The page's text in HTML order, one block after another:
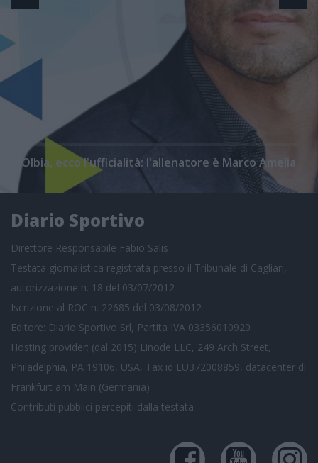
Olbia, ecco l'ufficialità: l'allenatore è Marco Amelia
Diario Sportivo
Direttore Responsabile Fabio Salis
Testata giornalistica registrata presso il Tribunale di Cagliari,
autorizzazione n. 18 del 03/07/2012
Iscrizione al ROC n. 22685 del 03/08/2012
Editore: Diario Sportivo Srl, Partita IVA 03356010920
Hosting provider: (dal 2015) Linode LLC, 249 Arch Street,
Philadelphia, PA 19106, USA, Tax id EU372008859, datacenter di
Frankfurt am Main (Germania)
Contributi pubblici percepiti dalla testata